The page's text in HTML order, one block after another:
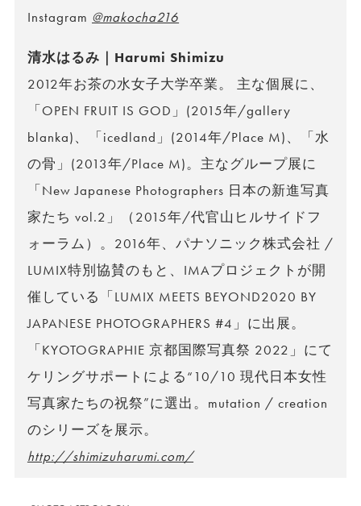
Instagram @makocha216
清水はるみ｜Harumi Shimizu
2012年お茶の水女子大学卒業。 主な個展に、
「OPEN FRUIT IS GOD」(2015年/gallery
blanka)、「icedland」(2014年/Place M)、「水
の骨」(2013年/Place M)。主なグループ展に
「New Japanese Photographers 日本の新進写真
家たち vol.2」（2015年/代官山ヒルサイドフ
ォーラム）。2016年、パナソニック株式会社 /
LUMIX特別協賛のもと、IMAプロジェクトが開
催している「LUMIX MEETS BEYOND2020 BY
JAPANESE PHOTOGRAPHERS #4」に出展。
「KYOTOGRAPHIE 京都国際写真祭 2022」にて
ケリングサポートによる“10/10 現代日本女性
写真家たちの祝祭”に選出。mutation / creation
のシリーズを展示。
http://shimizuharumi.com/